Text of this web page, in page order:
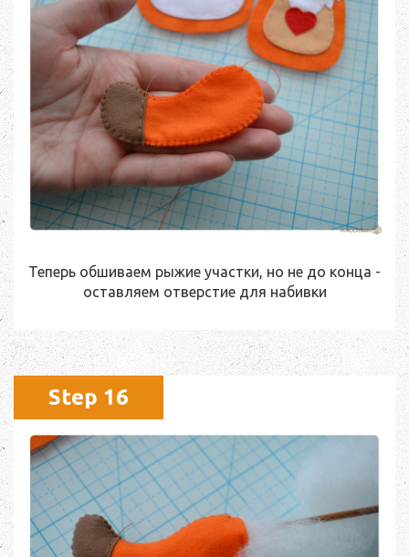
Теперь обшиваем рыжие участки, но не до конца -
оставляем отверстие для набивки
Step 16